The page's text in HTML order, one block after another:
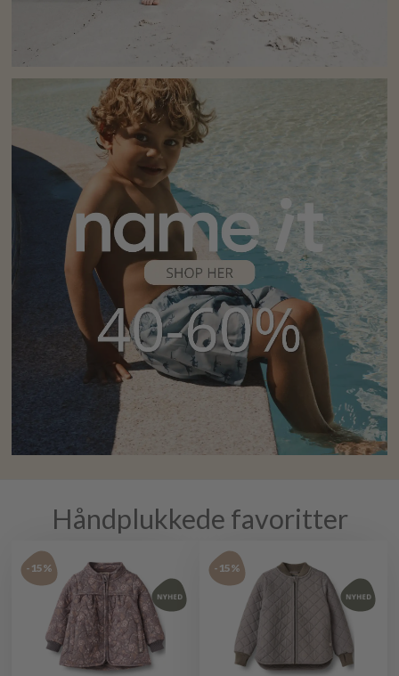
Håndplukkede favoritter
-15% -15%